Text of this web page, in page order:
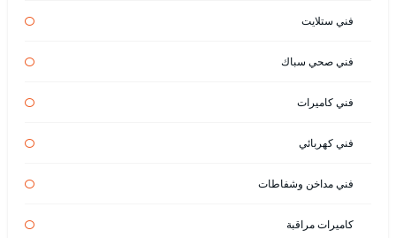
فني ستلايت
فني صحي سباك
فني كاميرات
فني كهربائي
فني مداخن وشفاطات
كاميرات مراقبة